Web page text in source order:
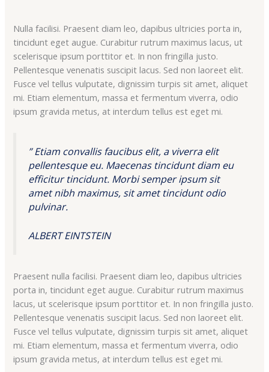
Nulla facilisi. Praesent diam leo, dapibus ultricies porta in,
tincidunt eget augue. Curabitur rutrum maximus lacus, ut
scelerisque ipsum porttitor et. In non fringilla justo.
Pellentesque venenatis suscipit lacus. Sed non laoreet elit.
Fusce vel tellus vulputate, dignissim turpis sit amet, aliquet
mi. Etiam elementum, massa et fermentum viverra, odio
ipsum gravida metus, at interdum tellus est eget mi.
” Etiam convallis faucibus elit, a viverra elit
pellentesque eu. Maecenas tincidunt diam eu
efficitur tincidunt. Morbi semper ipsum sit
amet nibh maximus, sit amet tincidunt odio
pulvinar.
ALBERT EINTSTEIN
Praesent nulla facilisi. Praesent diam leo, dapibus ultricies
porta in, tincidunt eget augue. Curabitur rutrum maximus
lacus, ut scelerisque ipsum porttitor et. In non fringilla justo.
Pellentesque venenatis suscipit lacus. Sed non laoreet elit.
Fusce vel tellus vulputate, dignissim turpis sit amet, aliquet
mi. Etiam elementum, massa et fermentum viverra, odio
ipsum gravida metus, at interdum tellus est eget mi.